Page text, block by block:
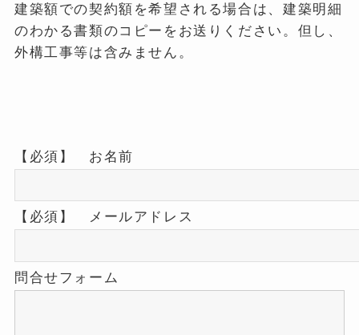
建築額での契約額を希望される場合は、建築明細
のわかる書類のコピーをお送りください。但し、
外構工事等は含みません。
【必須】 お名前
【必須】 メールアドレス
問合せフォーム